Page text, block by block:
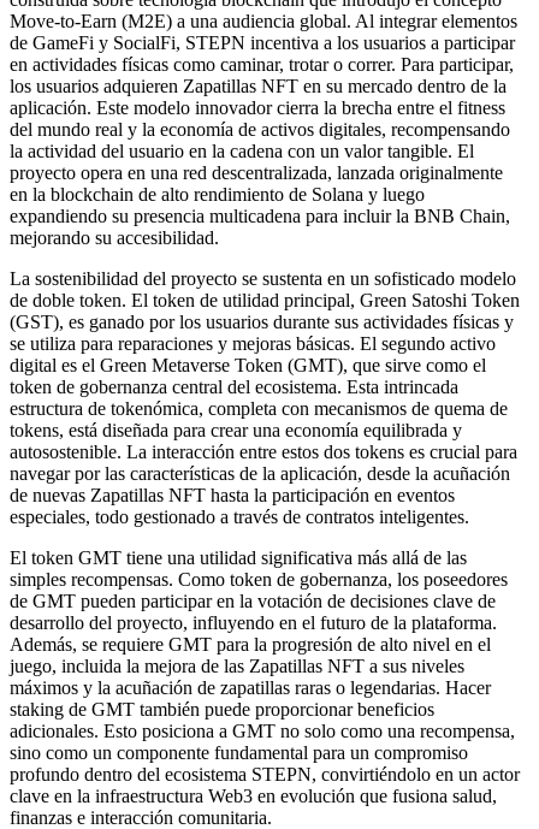
Move-to-Earn (M2E) a una audiencia global. Al integrar elementos
de GameFi y SocialFi, STEPN incentiva a los usuarios a participar
en actividades físicas como caminar, trotar o correr. Para participar,
los usuarios adquieren Zapatillas NFT en su mercado dentro de la
aplicación. Este modelo innovador cierra la brecha entre el fitness
del mundo real y la economía de activos digitales, recompensando
la actividad del usuario en la cadena con un valor tangible. El
proyecto opera en una red descentralizada, lanzada originalmente
en la blockchain de alto rendimiento de Solana y luego
expandiendo su presencia multicadena para incluir la BNB Chain,
mejorando su accesibilidad.
La sostenibilidad del proyecto se sustenta en un sofisticado modelo
de doble token. El token de utilidad principal, Green Satoshi Token
(GST), es ganado por los usuarios durante sus actividades físicas y
se utiliza para reparaciones y mejoras básicas. El segundo activo
digital es el Green Metaverse Token (GMT), que sirve como el
token de gobernanza central del ecosistema. Esta intrincada
estructura de tokenómica, completa con mecanismos de quema de
tokens, está diseñada para crear una economía equilibrada y
autosostenible. La interacción entre estos dos tokens es crucial para
navegar por las características de la aplicación, desde la acuñación
de nuevas Zapatillas NFT hasta la participación en eventos
especiales, todo gestionado a través de contratos inteligentes.
El token GMT tiene una utilidad significativa más allá de las
simples recompensas. Como token de gobernanza, los poseedores
de GMT pueden participar en la votación de decisiones clave de
desarrollo del proyecto, influyendo en el futuro de la plataforma.
Además, se requiere GMT para la progresión de alto nivel en el
juego, incluida la mejora de las Zapatillas NFT a sus niveles
máximos y la acuñación de zapatillas raras o legendarias. Hacer
staking de GMT también puede proporcionar beneficios
adicionales. Esto posiciona a GMT no solo como una recompensa,
sino como un componente fundamental para un compromiso
profundo dentro del ecosistema STEPN, convirtiéndolo en un actor
clave en la infraestructura Web3 en evolución que fusiona salud,
finanzas e interacción comunitaria.